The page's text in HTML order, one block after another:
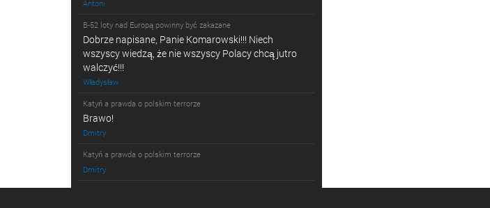
Antoni
B-52 loty nad Europą powinny być zakazane
Dobrze napisane, Panie Komarowski!!! Niech
wszyscy wiedzą, że nie wszyscy Polacy chcą jutro
walczyć!!!
Władysław
Katyń a prawda o polskim terrorze
Brawo!
Dmitry
Katyń a prawda o polskim terrorze
Dmitry